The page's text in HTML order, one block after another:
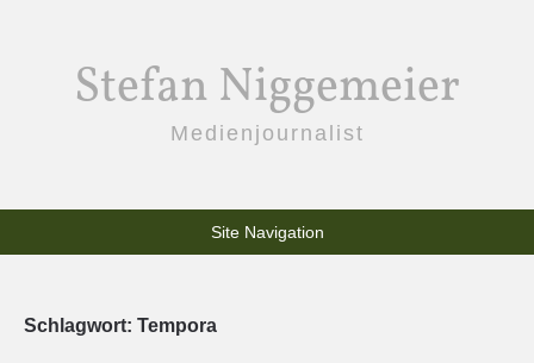
Stefan Niggemeier
Medienjournalist
Site Navigation
Schlagwort: Tempora